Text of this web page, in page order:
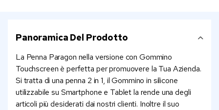
Panoramica Del Prodotto
La Penna Paragon nella versione con Gommino
Touchscreen è perfetta per promuovere la Tua Azienda.
Si tratta di una penna 2 in 1, il Gommino in silicone
utilizzabile su Smartphone e Tablet la rende una degli
articoli più desiderati dai nostri clienti. Inoltre il suo